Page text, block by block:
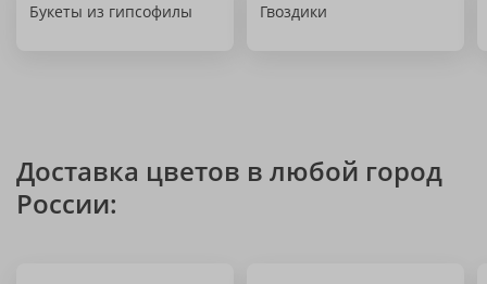
Букеты из гипсофилы Гвоздики
Доставка цветов в любой город
России: